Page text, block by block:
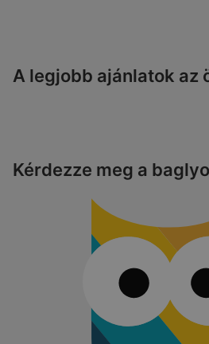
A legjobb ajánlatok az
Kérdezze meg a